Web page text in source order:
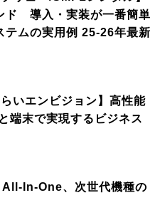
ド 導入・実装が一番簡単
テムの実用例 25-26年最新
いエンビジョン】高性能
端末で実現するビジネス
All-In-One、次世代機種の